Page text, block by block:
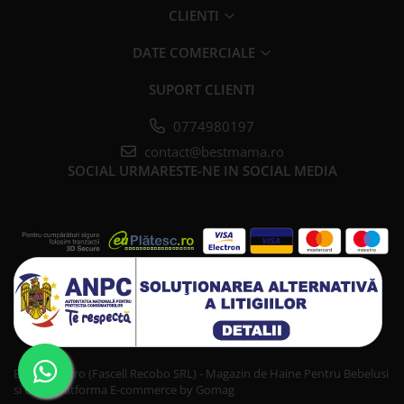
CLIENTI
DATE COMERCIALE
SUPORT CLIENTI
0774980197
contact@bestmama.ro
SOCIAL URMARESTE-NE IN SOCIAL MEDIA
Bestmama.ro (Fascell Recobo SRL) - Magazin de Haine Pentru Bebelusi
si Copii
Platforma E-commerce by Gomag